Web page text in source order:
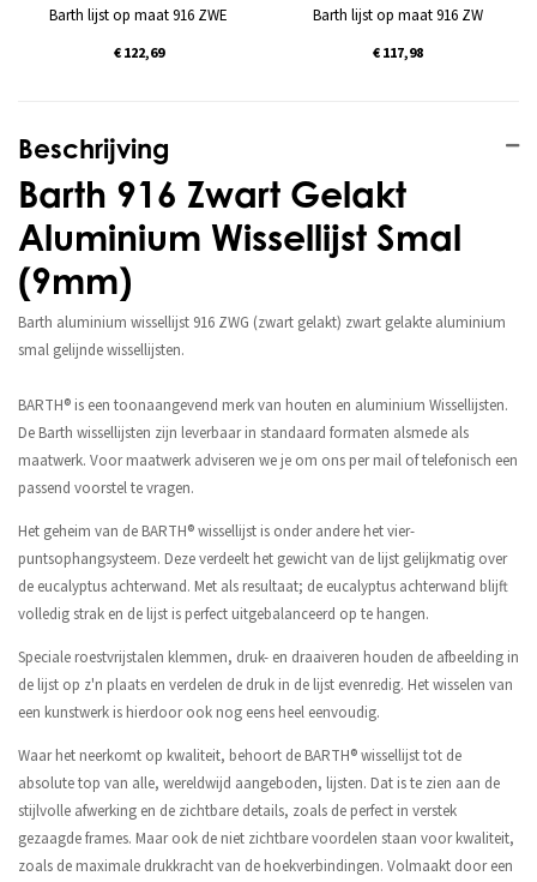
Beschrijving
Barth 916 Zwart Gelakt
Aluminium Wissellijst Smal
(9mm)
Barth aluminium wissellijst 916 ZWG (zwart gelakt) zwart gelakte aluminium
smal gelijnde wissellijsten.
BARTH® is een toonaangevend merk van houten en aluminium Wissellijsten.
De Barth wissellijsten zijn leverbaar in standaard formaten alsmede als
maatwerk. Voor maatwerk adviseren we je om ons per mail of telefonisch een
passend voorstel te vragen.
Het geheim van de BARTH® wissellijst is onder andere het vier-
puntsophangsysteem. Deze verdeelt het gewicht van de lijst gelijkmatig over
de eucalyptus achterwand. Met als resultaat; de eucalyptus achterwand blijft
volledig strak en de lijst is perfect uitgebalanceerd op te hangen.
Speciale roestvrijstalen klemmen, druk- en draaiveren houden de afbeelding in
de lijst op z'n plaats en verdelen de druk in de lijst evenredig. Het wisselen van
een kunstwerk is hierdoor ook nog eens heel eenvoudig.
Waar het neerkomt op kwaliteit, behoort de BARTH® wissellijst tot de
absolute top van alle, wereldwijd aangeboden, lijsten. Dat is te zien aan de
stijlvolle afwerking en de zichtbare details, zoals de perfect in verstek
gezaagde frames. Maar ook de niet zichtbare voordelen staan voor kwaliteit,
zoals de maximale drukkracht van de hoekverbindingen. Volmaakt door een
Barth lijst op maat 916 ZWE
€ 122,69
Barth lijst op maat 916 ZW
€ 117,98